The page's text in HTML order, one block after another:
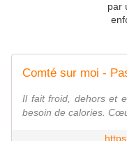
par
Comté sur moi -
Il fait froid, dehors et
besoin de calories.